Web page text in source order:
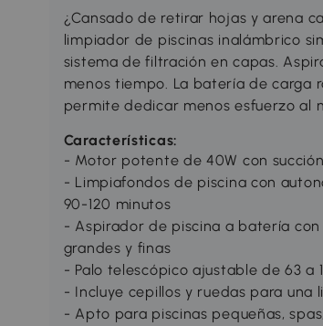
¿Cansado de retirar hojas y arena
limpiador de piscinas inalámbrico
sistema de filtración en capas.
menos tiempo. La batería de carga
permite dedicar menos esfuerzo al
Características:
- Motor potente de 40W con
- Limpiafondos de piscina con
90-120 minutos
- Aspirador de piscina a batería
grandes y finas
- Palo telescópico ajustable de 63 a
- Incluye cepillos y ruedas para
- Apto para piscinas pequeñas,